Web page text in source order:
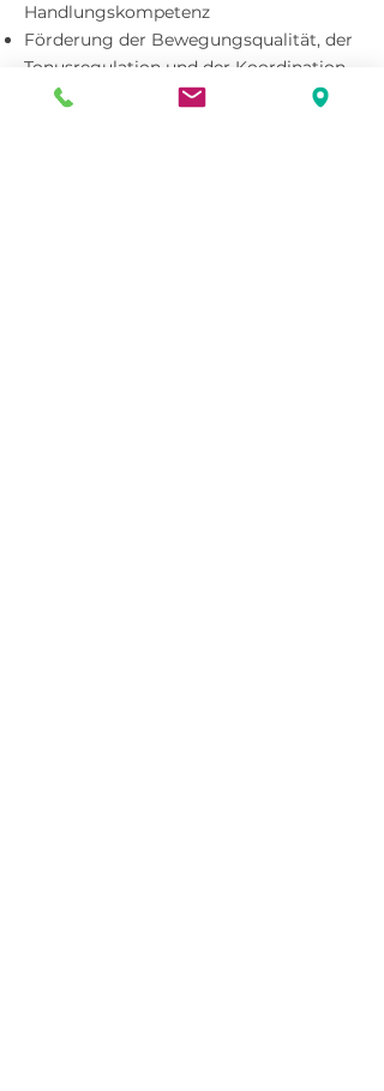
Handlungskompetenz
Förderung der Bewegungsqualität, der
Tonusregulation und der Koordination
Integration und Verarbeitung der